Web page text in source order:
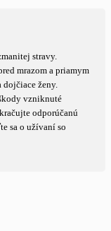
stravy.
mrazom a priamym
ženy.
vzniknuté
odporúčanú
sa o užívaní so